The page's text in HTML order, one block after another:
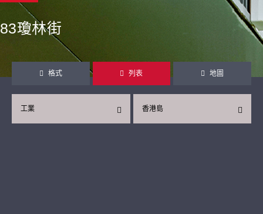
83瓊林街
格式 列表 地圖
香港島
工業